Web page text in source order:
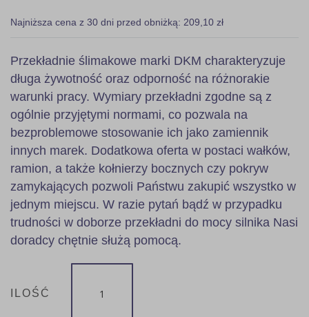
Najniższa cena z 30 dni przed obniżką: 209,10 zł
Przekładnie ślimakowe marki DKM charakteryzuje
długa żywotność oraz odporność na różnorakie
warunki pracy. Wymiary przekładni zgodne są z
ogólnie przyjętymi normami, co pozwala na
bezproblemowe stosowanie ich jako zamiennik
innych marek. Dodatkowa oferta w postaci wałków,
ramion, a także kołnierzy bocznych czy pokryw
zamykających pozwoli Państwu zakupić wszystko w
jednym miejscu. W razie pytań bądź w przypadku
trudności w doborze przekładni do mocy silnika Nasi
doradcy chętnie służą pomocą.
ILOŚĆ